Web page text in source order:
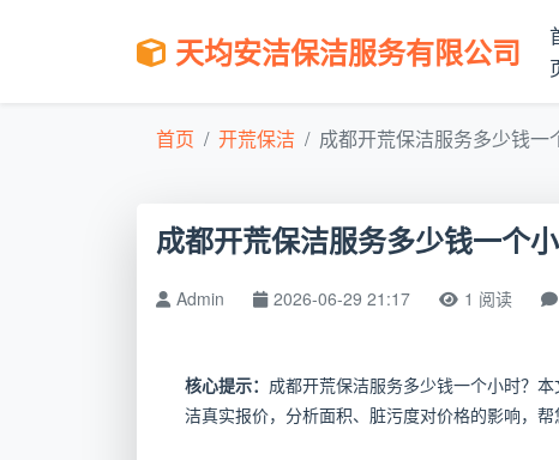
天均安洁保洁服务有限公司
首页 开荒保洁 成都开荒保洁服务多少钱一
成都开荒保洁服务多少钱一个
Admin 2026-06-29 21:17 1 阅读
核心提示： 成都开荒保洁服务多少钱一个小时？
洁真实报价，分析面积、脏污度对价格的影响，帮